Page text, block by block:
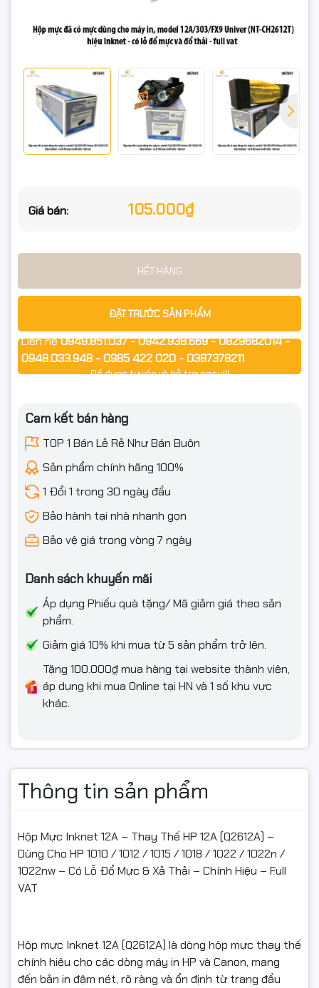
Giá bán: 105.000₫
HẾT HÀNG
ĐẶT TRƯỚC SẢN PHẨM
Liên hệ0949.851.037 - 0942.938.669 - 0829682014 -
0948.033.948 - 0985 422 020 - 0387378211
Để được tư vấn và hỗ trợ ngay!!!
Cam kết bán hàng
TOP 1 Bán Lẻ Rẻ Như Bán Buôn
Sản phẩm chính hãng 100%
1 Đổi 1 trong 30 ngày đầu
Bảo hành tại nhà nhanh gọn
Bảo vệ giá trong vòng 7 ngày
Danh sách khuyến mãi
Áp dụng Phiếu quà tặng/ Mã giảm giá theo sản
phẩm.
Giảm giá 10% khi mua từ 5 sản phẩm trở lên.
Tặng 100.000₫ mua hàng tại website thành viên,
áp dụng khi mua Online tại HN và 1 số khu vực
khác.
Thông tin sản phẩm
Hộp Mực Inknet 12A – Thay Thế HP 12A (Q2612A) –
Dùng Cho HP 1010 / 1012 / 1015 / 1018 / 1022 / 1022n /
1022nw – Có Lỗ Đổ Mực & Xả Thải – Chính Hiệu – Full
VAT
Hộp mực Inknet 12A (Q2612A) là dòng hộp mực thay thế
chính hiệu cho các dòng máy in HP và Canon, mang
đến bản in đậm nét, rõ ràng và ổn định từ trang đầu
✅ HP 12A (Q2612A) dùng cho:
1022nw
HP LaserJet MFP 3015 / 3020 / 3030 / 3050 / 3052 / 3055 /
M1005 / M1319f
Máy in laser Inknet 2612DW
✅ Canon CRG303 dùng cho:
📊 Thông số kỹ thuật
Thương hiệu: Inknet – Chính hiệu
Model: 12A / Q2612A / CRG303
Dung lượng in: ~2.000 trang A4 (độ phủ 5%)
Tình trạng: Mới 100% – Có VAT đầy đủ
Bảo hành: 03 tháng – 1 đổi 1 nếu lỗi kỹ thuật
⭐ ĐIỀU KIỆN ĐỔI / HOÀN HÀNG
- Bắt buộc quay video mở gói từ lúc còn nguyên băng
keo/thùng đến khi thấy sản phẩm bên trong (làm căn cứ
nếu: móp méo, vỡ, giao nhầm, thiếu hàng).
- Hỗ trợ đổi/hoàn khi: giao sai mẫu, thiếu hàng, hoặc lỗi kỹ
- Hàng gửi lại phải: còn nguyên vẹn, không bung seal, không
đổ/tái nạp mực, không dính mực do tự thao tác, đủ
- Không hỗ trợ đổi/hoàn nếu: dùng cho sai dòng máy, đã tự
đổ mực/tái nạp/tháo hộp, làm hỏng do lắp sai, hoặc không có
video mở gói.
#HopMucInknet12A #HopMuc12A #HopMucHP12A
#HopMucQ2612A #HopMucCanon303
#HopMucCanon2900 #HopMucCanon3000 #HopMuc1020
#HopMucGiaRe #MucInChinhHieu
#MucMayInLaser #ngocthocomputer #linhkienmayin